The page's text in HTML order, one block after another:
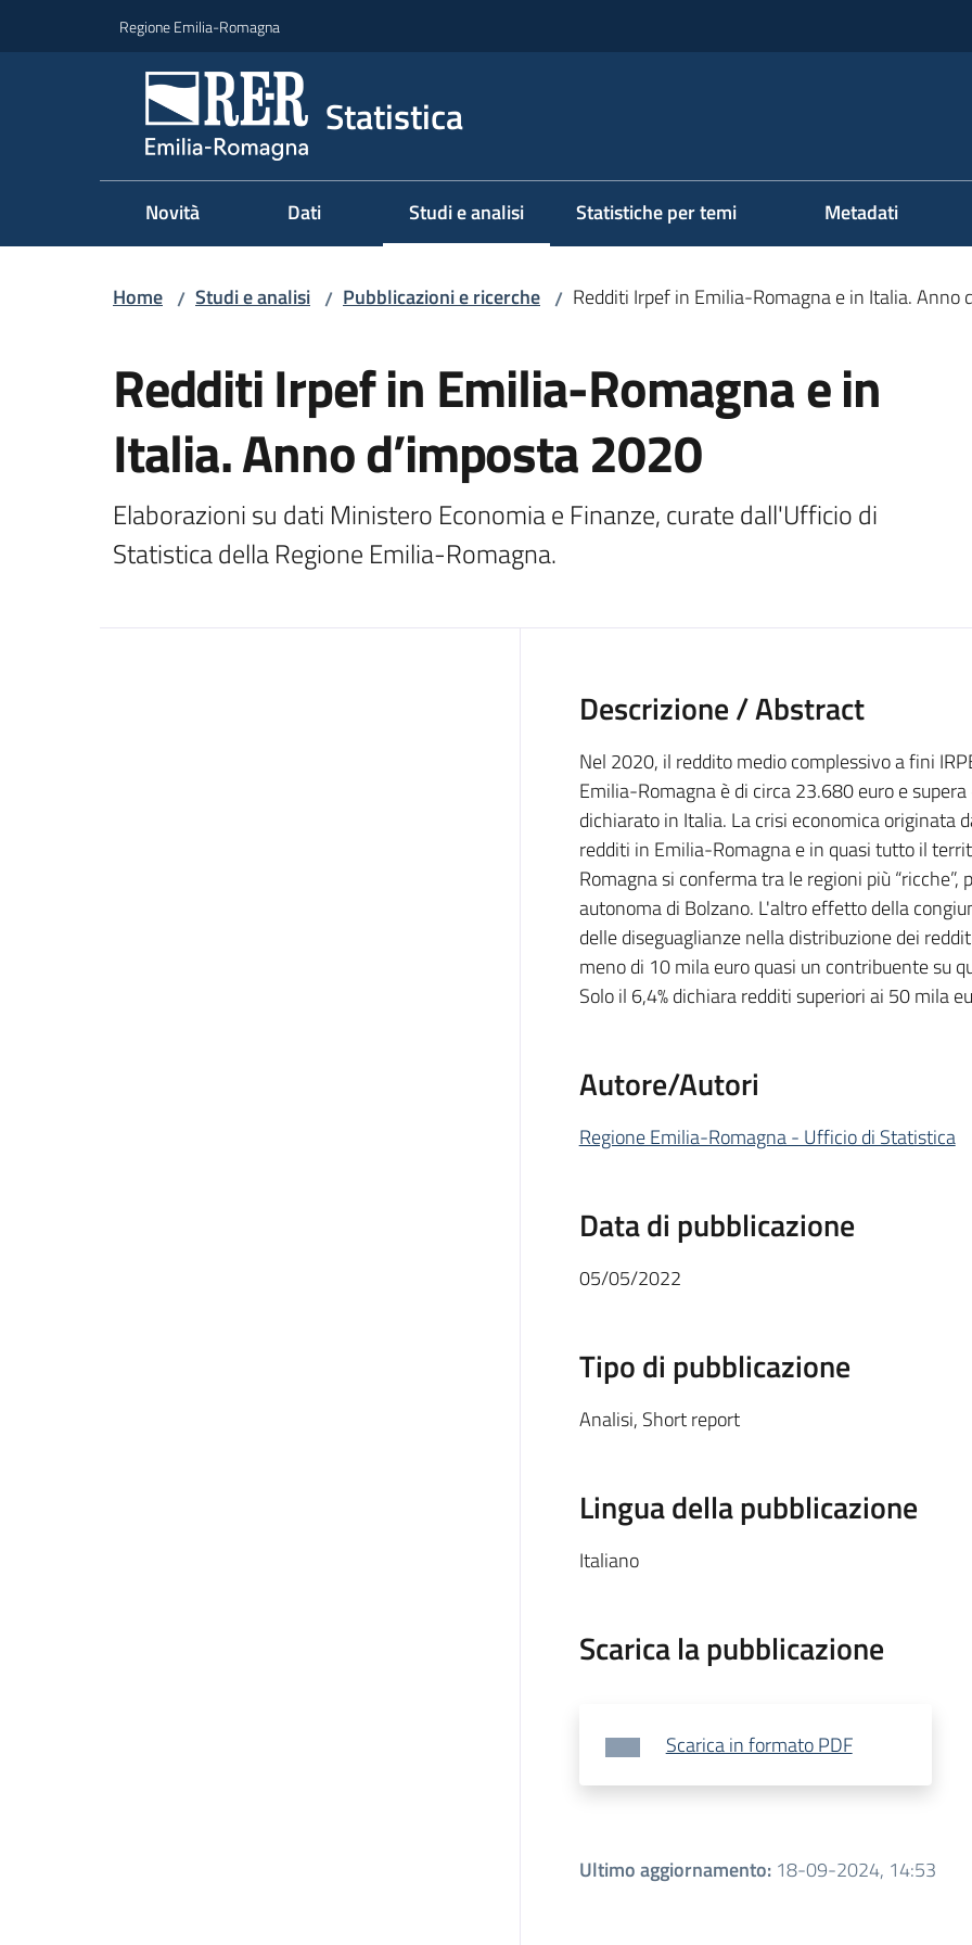
Regione Emilia-Romagna
Statistica
Novità Dati Studi e analisi
Menu selezionato Statistiche per temi Metadati
Home / Studi e analisi / Pubblicazioni e ricerche / Redditi Irpef in Emilia-Romagna e in Italia. Anno
Redditi Irpef in Emilia-Romagna e in
Italia. Anno d’imposta 2020
Elaborazioni su dati Ministero Economia e Finanze, curate dall'Ufficio di
Statistica della Regione Emilia-Romagna.
Descrizione / Abstract
Nel 2020, il reddito medio complessivo a fini
Emilia-Romagna è di circa 23.680 euro e
dichiarato in Italia. La crisi economica originata
redditi in Emilia-Romagna e in quasi tutto il
Romagna si conferma tra le regioni più
autonoma di Bolzano. L'altro effetto della
delle diseguaglianze nella distribuzione dei
meno di 10 mila euro quasi un contribuente su
Solo il 6,4% dichiara redditi superiori ai 50 mila
Autore/Autori
Regione Emilia-Romagna - Ufficio di Statistica
Data di pubblicazione
05/05/2022
Tipo di pubblicazione
Analisi, Short report
Lingua della pubblicazione
Italiano
Scarica la pubblicazione
Scarica in formato PDF
Ultimo aggiornamento: 18-09-2024, 14:53